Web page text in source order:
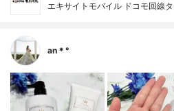
エキサイトモバイル ドコモ回線
an＊°